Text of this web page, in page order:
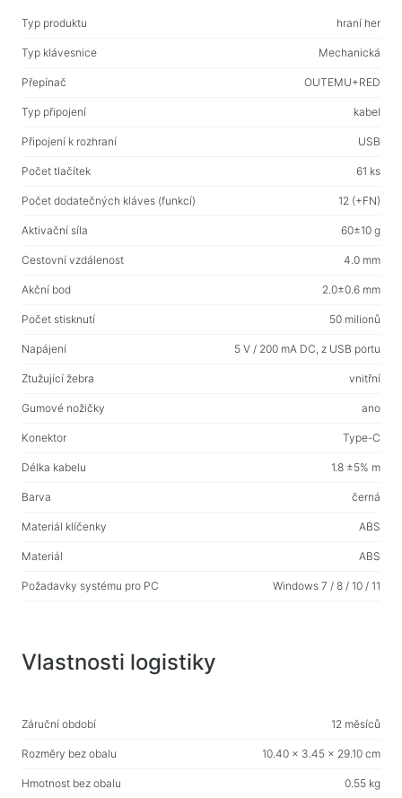
Podlahové ramínka na oblečení
Testovací produkty
Typ produktu hraní her
Typ klávesnice Mechanická
Přepínač OUTEMU+RED
Typ připojení kabel
Připojení k rozhraní USB
Počet tlačítek 61 ks
Počet dodatečných kláves (funkcí) 12 (+FN)
Aktivační síla 60±10 g
Cestovní vzdálenost 4.0 mm
Akční bod 2.0±0.6 mm
Počet stisknutí 50 milionů
Napájení 5 V / 200 mA DC, z USB portu
Ztužující žebra vnitřní
Gumové nožičky ano
Konektor Type-C
Délka kabelu 1.8 ±5% m
Barva černá
Materiál klíčenky ABS
Materiál ABS
Požadavky systému pro PC Windows 7 / 8 / 10 / 11
Vlastnosti logistiky
Záruční období 12 měsíců
Rozměry bez obalu 10.40 x 3.45 x 29.10 cm
Hmotnost bez obalu 0.55 kg